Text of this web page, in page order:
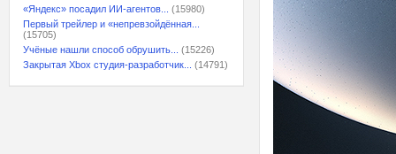
«Яндекс» посадил ИИ-агентов...
(15980)
Первый трейлер и «непревзойдённая...
(15705)
Учёные нашли способ обрушить...
(15226)
Закрытая Xbox студия-разработчик...
(14791)